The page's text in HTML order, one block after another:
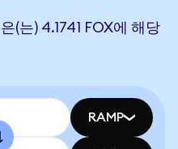
(는) 4.1741 FOX에 해당
RAMP